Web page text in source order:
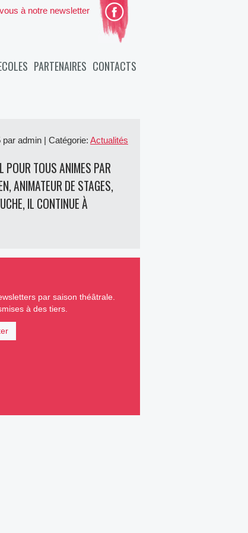
à notre newsletter
PARTENAIRES CONTACTS
par admin | Catégorie: Actualités
POUR TOUS ANIMES PAR
ANIMATEUR DE STAGES,
IL CONTINUE À
par saison théâtrale.
à des tiers.